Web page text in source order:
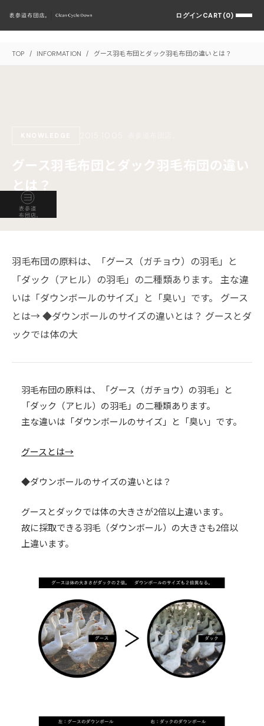
ログインCART(0)
TOP / INFORMATION / グース羽毛布団とダック羽毛布団の違いとは？
羽毛布団の原料は、「グース（ガチョウ）の羽毛」と
「ダック（アヒル）の羽毛」の二種類あります。 主な違
いは「ダウンボールのサイズ」と「臭い」です。 グース
とは→ ◆ダウンボールのサイズの違いとは？ グースとダ
ックでは体の大
羽毛布団の原料は、「グース（ガチョウ）の羽毛」と
「ダック（アヒル）の羽毛」の二種類あります。
主な違いは「ダウンボールのサイズ」と「臭い」です。
グースとは→
◆ダウンボールのサイズの違いとは？
グースとダックでは体の大きさが2倍以上違います。
故に採取できる羽毛（ダウンボール）の大きさも2倍以
上違います。